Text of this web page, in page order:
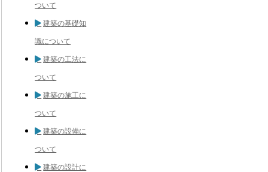
ついて
建築の基礎知
識について
建築の工法に
ついて
建築の施工に
ついて
建築の設備に
ついて
建築の設計に